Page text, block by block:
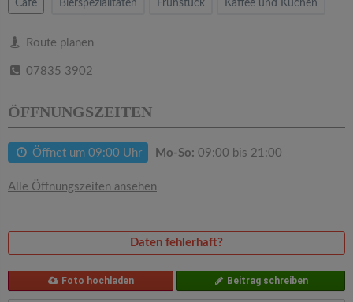
Cafe Bierspezialitäten Frühstück Kaffee und Kuchen
Route planen
07835 3902
ÖFFNUNGSZEITEN
Öffnet um 09:00 Uhr Mo-So: 09:00 bis 21:00
Alle Öffnungszeiten ansehen
Daten fehlerhaft?
Foto hochladen Beitrag schreiben
i
a
n